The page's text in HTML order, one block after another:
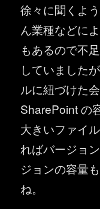
徐々に聞くよ
ん業種などに
もあるので不
していました
ルに紐づけた
SharePoint の
大きいファイ
ればバージョ
ジョンの容量
ね。